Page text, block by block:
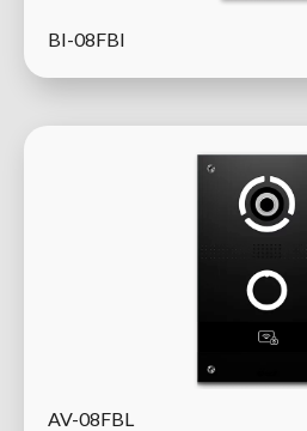
BI-08FBI
AV-08FBL